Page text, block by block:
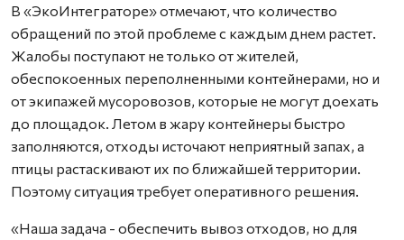
В «ЭкоИнтеграторе» отмечают, что количество
обращений по этой проблеме с каждым днем растет.
Жалобы поступают не только от жителей,
обеспокоенных переполненными контейнерами, но и
от экипажей мусоровозов, которые не могут доехать
до площадок. Летом в жару контейнеры быстро
заполняются, отходы источают неприятный запах, а
птицы растаскивают их по ближайшей территории.
Поэтому ситуация требует оперативного решения.
«Наша задача - обеспечить вывоз отходов, но для